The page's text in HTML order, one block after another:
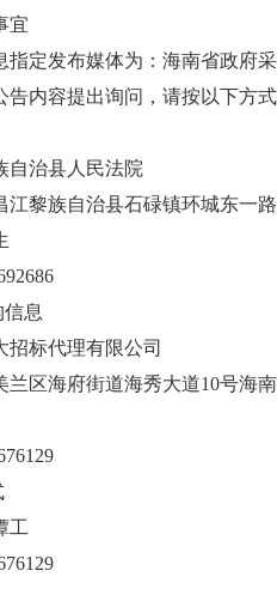
宜
指定发布媒体为：海南省政府
告内容提出询问，请按以下方
自治县人民法院
江黎族自治县石碌镇环城东一路
息
招标代理有限公司
兰区海府街道海秀大道10号海
工